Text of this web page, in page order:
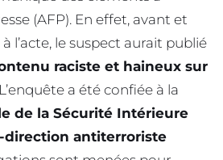
(AFP). En effet, avant et
l’acte, le suspect aurait publié
raciste et haineux sur
a été confiée à la
de la Sécurité Intérieure
direction antiterroriste